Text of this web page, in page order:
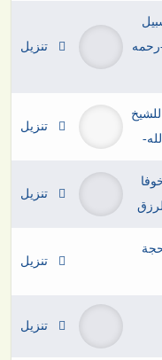
-رحمه
تنزيل
تنزيل
تنزيل
تنزيل
تنزيل